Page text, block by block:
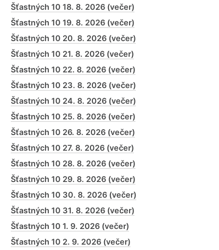
Šťastných 10 18. 8. 2026 (večer)
Šťastných 10 19. 8. 2026 (večer)
Šťastných 10 20. 8. 2026 (večer)
Šťastných 10 21. 8. 2026 (večer)
Šťastných 10 22. 8. 2026 (večer)
Šťastných 10 23. 8. 2026 (večer)
Šťastných 10 24. 8. 2026 (večer)
Šťastných 10 25. 8. 2026 (večer)
Šťastných 10 26. 8. 2026 (večer)
Šťastných 10 27. 8. 2026 (večer)
Šťastných 10 28. 8. 2026 (večer)
Šťastných 10 29. 8. 2026 (večer)
Šťastných 10 30. 8. 2026 (večer)
Šťastných 10 31. 8. 2026 (večer)
Šťastných 10 1. 9. 2026 (večer)
Šťastných 10 2. 9. 2026 (večer)